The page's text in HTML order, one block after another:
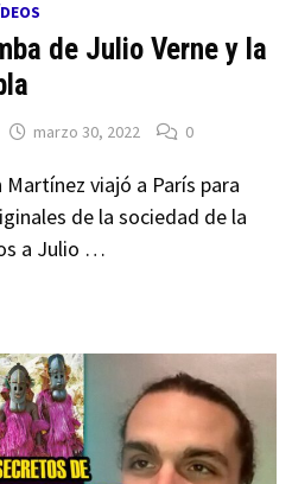
de Julio Verne y la
marzo 30, 2022 0
viajó a París para
de la sociedad de la
a Julio …